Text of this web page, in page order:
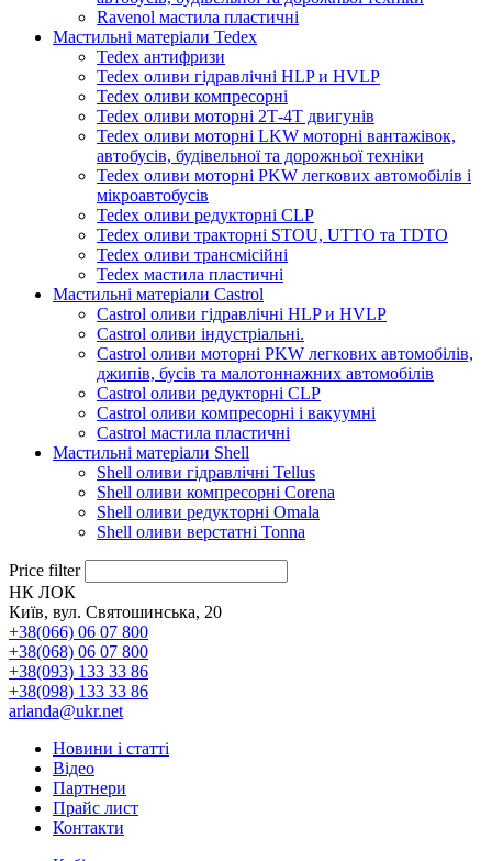
Ravenol мастила пластичні
Мастильні матеріали Tedex
Tedex антифризи
Tedex оливи гідравлічні HLP и HVLP
Tedex оливи компресорні
Tedex оливи моторні 2Т-4Т двигунів
Tedex оливи моторні LKW моторні вантажівок,
автобусів, будівельної та дорожньої техніки
Tedex оливи моторні PKW легкових автомобілів і
мікроавтобусів
Tedex оливи редукторні CLP
Tedex оливи тракторні STOU, UTTO та TDTO
Tedex оливи трансмісійні
Tedex мастила пластичні
Мастильні матеріали Castrol
Castrol оливи гідравлічні HLP и HVLP
Castrol оливи індустріальні.
Castrol оливи моторні PKW легкових автомобілів,
джипів, бусів та малотоннажних автомобілів
Castrol оливи редукторні CLP
Castrol оливи компресорні і вакуумні
Castrol мастила пластичні
Мастильні матеріали Shell
Shell оливи гідравлічні Tellus
Shell оливи компресорні Corena
Shell оливи редукторні Omala
Shell оливи верстатні Tonna
Price filter
НК ЛОК
Київ, вул. Святошинська, 20
+38(066) 06 07 800
+38(068) 06 07 800
+38(093) 133 33 86
+38(098) 133 33 86
arlanda@ukr.net
Новини і статті
Відео
Партнери
Прайс лист
Контакти